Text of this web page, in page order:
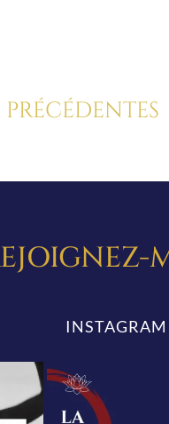
précédentes
INSTAGRAM